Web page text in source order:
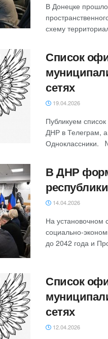
В Донецке
схему
Список
сетях
19.04.2026
Публикуем
ДНР в Телеграм, а
Одноклассники.
В ДНР
14.04.2026
‎На установочном
социально-
до 2042 года и
Список
сетях
12.04.2026